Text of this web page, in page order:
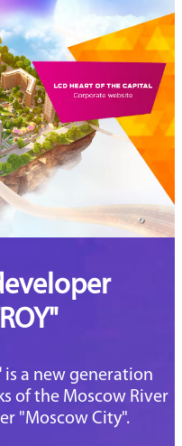
is a new generation
of the Moscow River
"Moscow City".